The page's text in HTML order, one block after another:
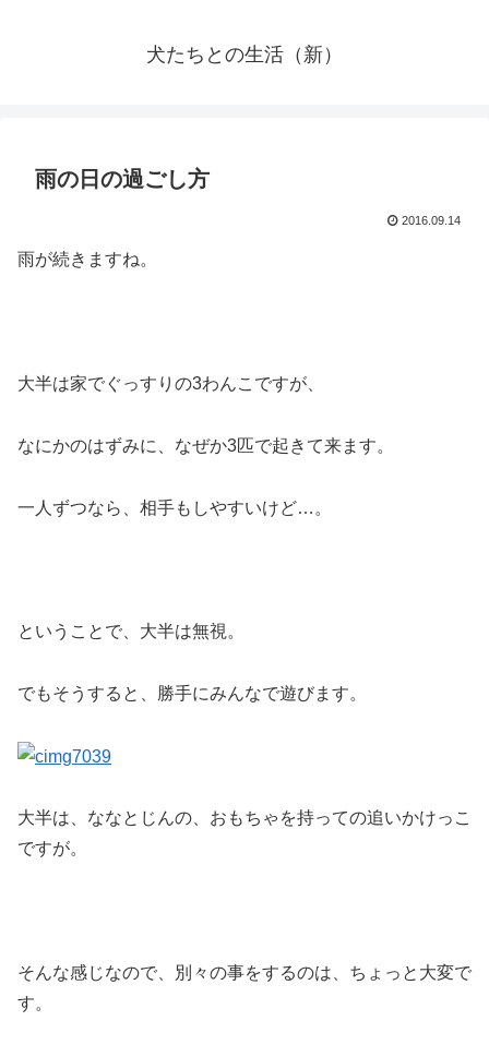
犬たちとの生活（新）
雨の日の過ごし方
2016.09.14
雨が続きますね。
大半は家でぐっすりの3わんこですが、
なにかのはずみに、なぜか3匹で起きて来ます。
一人ずつなら、相手もしやすいけど…。
ということで、大半は無視。
でもそうすると、勝手にみんなで遊びます。
大半は、ななとじんの、おもちゃを持っての追いかけっこ
ですが。
そんな感じなので、別々の事をするのは、ちょっと大変で
す。